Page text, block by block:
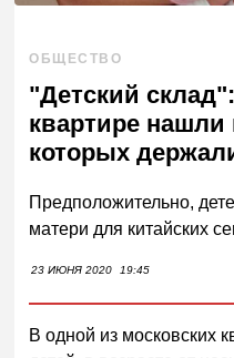
ОБЩЕСТВО
"Детский
квартире
которых
Предположительно,
матери для китайских
23 ИЮНЯ 2020 19:45
В одной из московских